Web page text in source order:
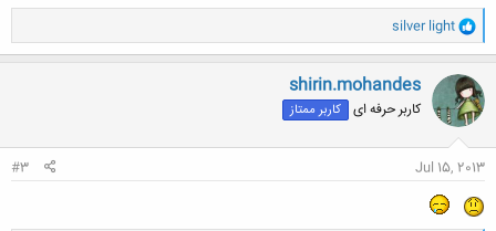
و
ا
ک
ن
ش
ه
ا
silver light
shirin.mohandes
کاربر حرفه ای کاربر ممتاز
Jul 15, 2013
#3